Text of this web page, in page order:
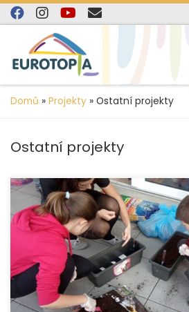
content
Skip to content
Domů » Projekty » Ostatní projekty
Ostatní projekty
Naše organizace se zapojila od
OPVVV. Ty začaly 1. 9. 2019 a končí
daří zjistíte